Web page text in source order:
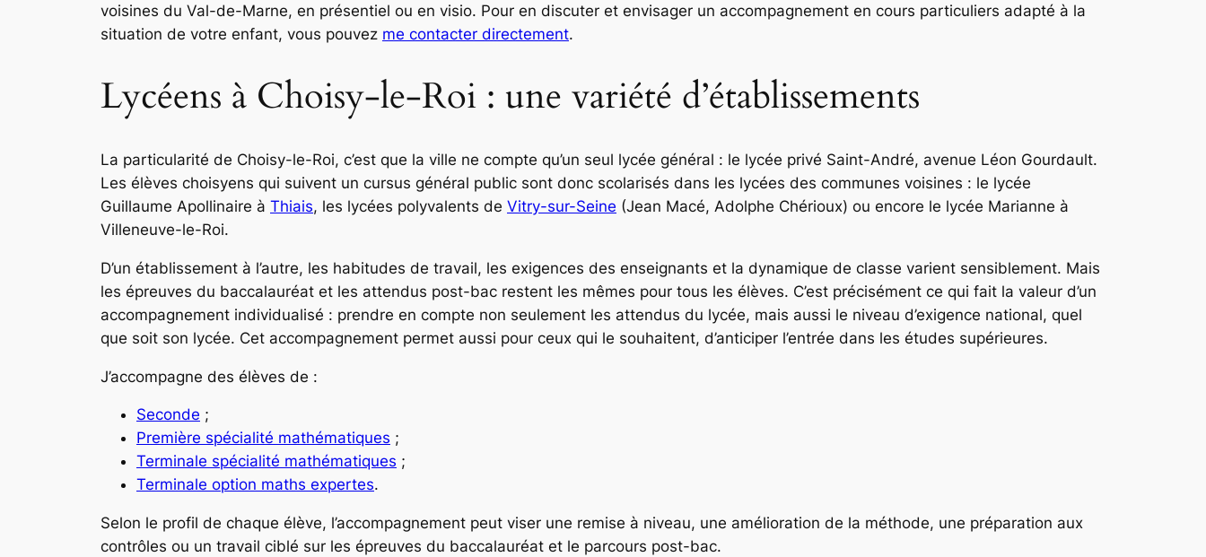
voisines du Val-de-Marne, en présentiel ou en visio. Pour en discuter et envisager un accompagnement en cours particuliers adapté à la
situation de votre enfant, vous pouvez me contacter directement.
Lycéens à Choisy-le-Roi : une variété d’établissements
La particularité de Choisy-le-Roi, c’est que la ville ne compte qu’un seul lycée général : le lycée privé Saint-André, avenue Léon Gourdault.
Les élèves choisyens qui suivent un cursus général public sont donc scolarisés dans les lycées des communes voisines : le lycée
Guillaume Apollinaire à Thiais, les lycées polyvalents de Vitry-sur-Seine (Jean Macé, Adolphe Chérioux) ou encore le lycée Marianne à
Villeneuve-le-Roi.
D’un établissement à l’autre, les habitudes de travail, les exigences des enseignants et la dynamique de classe varient sensiblement. Mais
les épreuves du baccalauréat et les attendus post-bac restent les mêmes pour tous les élèves. C’est précisément ce qui fait la valeur d’un
accompagnement individualisé : prendre en compte non seulement les attendus du lycée, mais aussi le niveau d’exigence national, quel
que soit son lycée. Cet accompagnement permet aussi pour ceux qui le souhaitent, d’anticiper l’entrée dans les études supérieures.
J’accompagne des élèves de :
Seconde ;
Première spécialité mathématiques ;
Terminale spécialité mathématiques ;
Terminale option maths expertes.
Selon le profil de chaque élève, l’accompagnement peut viser une remise à niveau, une amélioration de la méthode, une préparation aux
contrôles ou un travail ciblé sur les épreuves du baccalauréat et le parcours post-bac.